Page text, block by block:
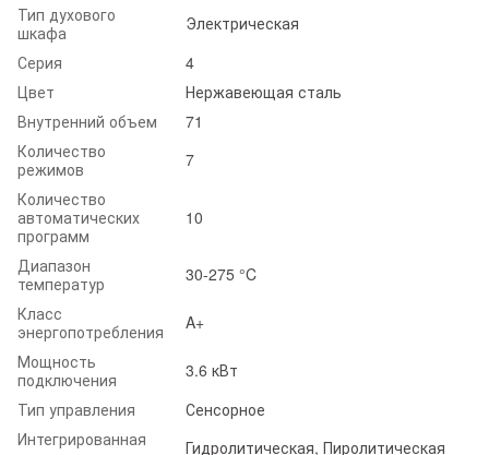
Тип духового
шкафа
Электрическая
Серия
4
Цвет
Нержавеющая сталь
Внутренний объем
71
Количество
режимов
7
Количество
автоматических
программ
10
Диапазон
температур
30-275 °C
Класс
энергопотребления
A+
Мощность
подключения
3.6 кВт
Тип управления
Сенсорное
Интегрированная
Гидролитическая, Пиролитическая